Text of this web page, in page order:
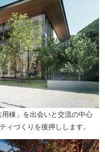
用棟」を出会いと交流の中心
ィづくりを後押しします。